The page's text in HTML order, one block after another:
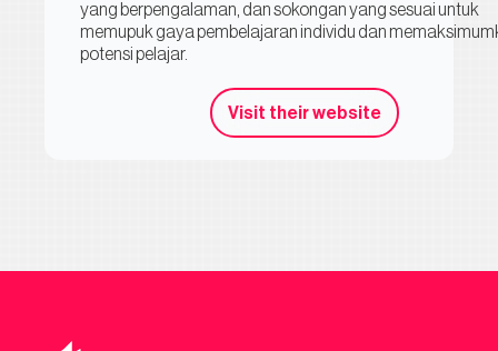
yang berpengalaman, dan sokongan yang sesuai untuk
memupuk gaya pembelajaran individu dan
potensi pelajar.
Visit their website